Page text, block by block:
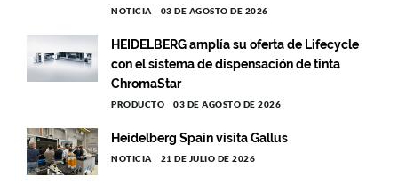
NOTICIA 03 DE AGOSTO DE 2026
HEIDELBERG amplía su oferta de Lifecycle
con el sistema de dispensación de tinta
ChromaStar
PRODUCTO 03 DE AGOSTO DE 2026
Heidelberg Spain visita Gallus
NOTICIA 21 DE JULIO DE 2026